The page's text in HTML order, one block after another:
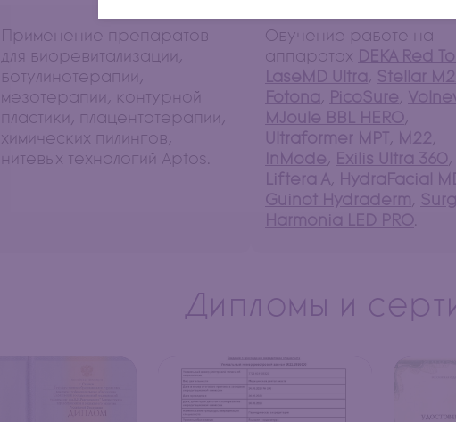
Применение препаратов
для биоревитализации,
ботулинотерапии,
мезотерапии, контурной
пластики, плацентотерапии,
химических пилингов,
нитевых технологий Aptos.
Обучение работе на
аппаратах DEKA Red
LaseMD Ultra, Stellar
Fotona, PicoSure,
MJoule BBL HERO,
Ultraformer MPT , M22,
InMode, Exilis Ultra 360,
Liftera A, HydraFacial
Guinot Hydraderm,
Harmonia LED PRO.
Дипломы и